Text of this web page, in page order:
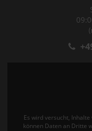
Es wird versucht, Inhalte
können Daten an Dritte